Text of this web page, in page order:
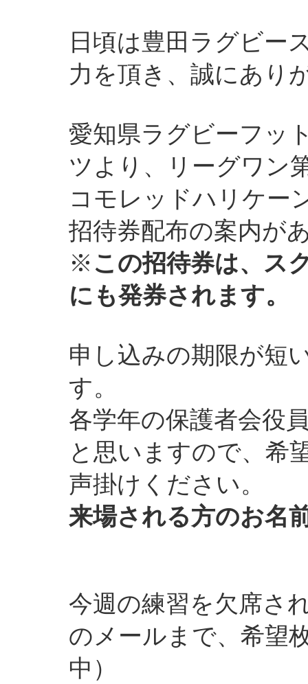
日頃は豊田ラグビー
力を頂き、誠にあり
愛知県ラグビーフッ
ツより、リーグワン
コモレッドハリケー
招待券配布の案内が
※ この招待券は、ス
にも発券されます。
申し込みの期限が短
す。
各学年の保護者会役
と思いますので、希
声掛けください。
来場される方のお名
今週の練習を欠席さ
のメールまで、希望
中）